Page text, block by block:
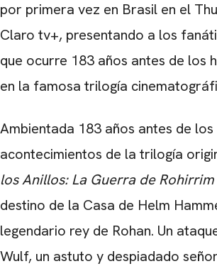
por primera vez en Brasil en el
Claro tv+, presentando a los
que ocurre 183 años antes de los
en la famosa trilogía
Ambientada 183 años antes de los
acontecimientos de la trilogía
los Anillos: La Guerra de Rohirrim
destino de la Casa de Helm
legendario rey de Rohan. Un
Wulf, un astuto y despiadado